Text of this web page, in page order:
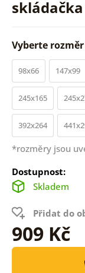
Vyberte
98x66 147x99
245x165
392x264
*rozměry jsou
Dostupnost:
Skladem
Přidat do
909 Kč